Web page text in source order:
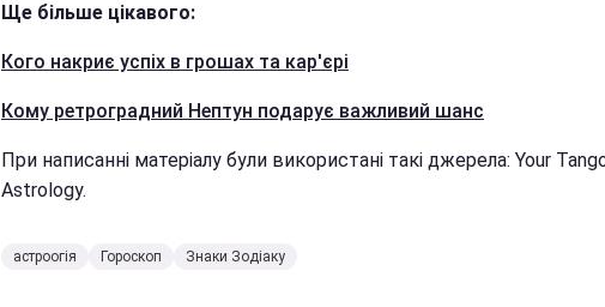
Ще більше цікавого:
Кого накриє успіх в грошах та кар'єрі
Кому ретроградний Нептун подарує важливий шанс
При написанні матеріалу були використані такі джерела: Your
Astrology.
астроогія Гороскоп Знаки Зодіаку